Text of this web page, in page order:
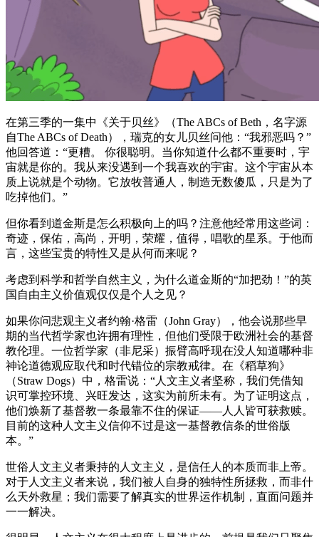
在第三季的一集中《关于贝丝》（The ABCs of Beth，名字源
自The ABCs of Death），瑞克的女儿贝丝问他：“我邪恶吗？”
他回答道：“更糟。 你很聪明。当你知道什么都不重要时，宇
宙就是你的。我从来没遇到一个我喜欢的宇宙。这个宇宙从本
质上说就是个动物。它放牧普通人，制造无数傻瓜，只是为了
吃掉他们。”
但你看到道金斯是怎么积极向上的吗？注意他经常用这些词：
奇迹，保佑，高尚，开明，荣耀，值得，唱歌的星系。于他而
言，这些宝贵的特性又是从何而来呢？
考虑到科学和哲学自然主义，为什么道金斯的“加把劲！”的英
国自由主义价值观仅仅是个人之见？
如果你问悲观主义者约翰·格雷（John Gray），他会说那些早
期的当代哲学家也许拥有理性，但他们受限于欧洲社会的基督
教伦理。一位哲学家（非尼采）振臂高呼现在没人知道哪种非
神论道德观应取代和时代错位的宗教戒律。在《稻草狗》
（Straw Dogs）中，格雷说：“人文主义者坚称，我们凭借知
识可掌控环境、兴旺发达，这实为前所未有。为了证明这点，
他们焕新了基督教一条最靠不住的保证——人人皆可获救赎。
目前的这种人文主义信仰不过是这一基督教信条的世俗版
本。”
世俗人文主义者秉持的人文主义，是信任人的本质而非上帝。
对于人文主义者来说，我们被人自身的独特性所拯救，而非什
么天外救星；我们需要了解真实的世界运作机制，直面问题并
一一解决。